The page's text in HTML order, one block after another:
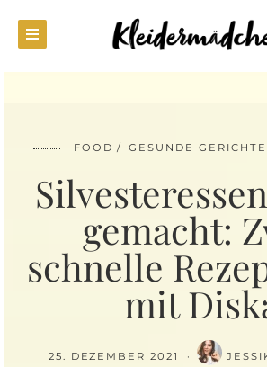
FOOD GESUNDE GERICHTE
gemacht:
schnelle
mit
25. DEZEMBER 2021